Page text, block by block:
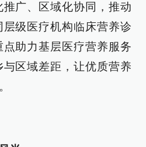
广、区域化协同，推动
级医疗机构临床营养诊
助力基层医疗营养服务
区域差距，让优质营养